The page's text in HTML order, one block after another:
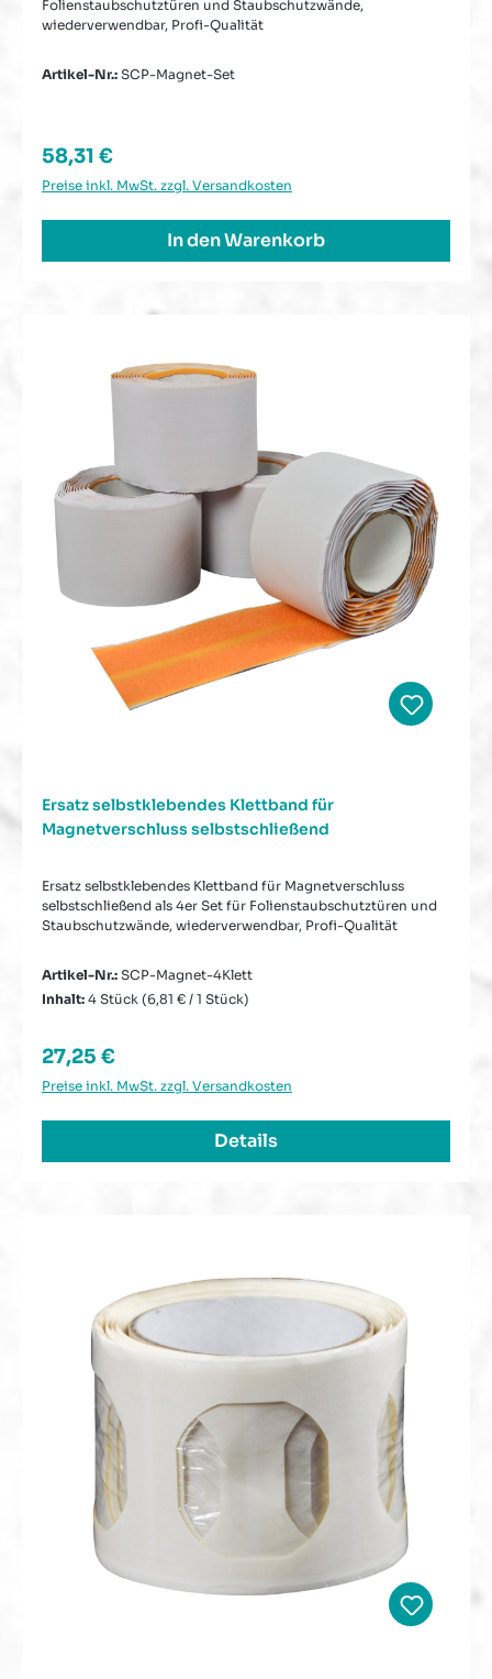
Folienstaubschutztüren und Staubschutzwände,
wiederverwendbar, Profi-Qualität
Artikel-Nr.: SCP-Magnet-Set
Regulärer Preis:
58,31 €
Preise inkl. MwSt. zzgl. Versandkosten
In den Warenkorb
Ersatz selbstklebendes Klettband für
Magnetverschluss selbstschließend
Ersatz selbstklebendes Klettband für Magnetverschluss
selbstschließend als 4er Set für Folienstaubschutztüren und
Staubschutzwände, wiederverwendbar, Profi-Qualität
Artikel-Nr.: SCP-Magnet-4Klett
Inhalt: 4 Stück (6,81 € / 1 Stück)
Regulärer Preis:
27,25 €
Preise inkl. MwSt. zzgl. Versandkosten
Details